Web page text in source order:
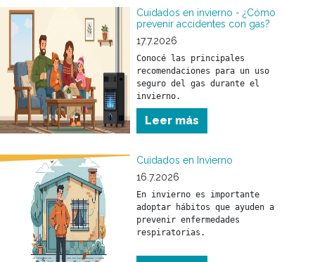
Cuidados en invierno - ¿Cómo
prevenir accidentes con gas?
17.7.2026
Conocé las principales
recomendaciones para un uso
seguro del gas durante el
invierno.
Leer más
Cuidados en Invierno
16.7.2026
En invierno es importante
adoptar hábitos que ayuden a
prevenir enfermedades
respiratorias.
Conocé las principales